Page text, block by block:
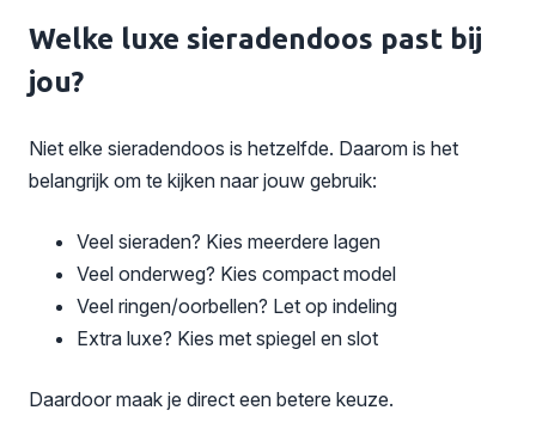
Welke luxe sieradendoos past bij
jou?
Niet elke sieradendoos is hetzelfde. Daarom is het
belangrijk om te kijken naar jouw gebruik:
Veel sieraden? Kies meerdere lagen
Veel onderweg? Kies compact model
Veel ringen/oorbellen? Let op indeling
Extra luxe? Kies met spiegel en slot
Daardoor maak je direct een betere keuze.